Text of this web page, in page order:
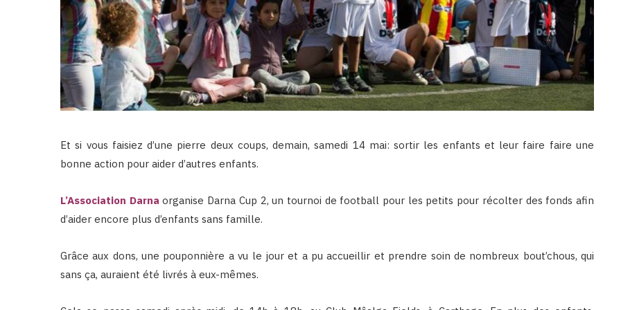
Et si vous faisiez d’une pierre deux coups, demain, samedi 14 mai: sortir les enfants et leur faire faire une
bonne action pour aider d’autres enfants.
L’Association Darna organise Darna Cup 2, un tournoi de football pour les petits pour récolter des fonds afin
d’aider encore plus d’enfants sans famille.
Grâce aux dons, une pouponnière a vu le jour et a pu accueillir et prendre soin de nombreux bout’chous, qui
sans ça, auraient été livrés à eux-mêmes.